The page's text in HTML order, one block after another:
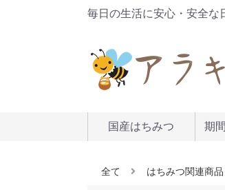
毎日の生活に安心・安全な
国産はちみつ 期
全て はちみつ関連商品